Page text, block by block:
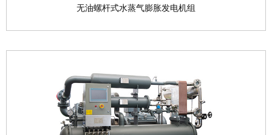
无油螺杆式水蒸气膨胀发电机组
水蒸气膨胀机组示意图 无油螺杆式水蒸气膨胀发电机
组是一种将水...